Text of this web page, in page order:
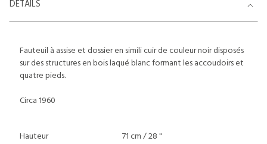
DETAILS
Fauteuil à assise et dossier en simili cuir de couleur noir disposés
sur des structures en bois laqué blanc formant les accoudoirs et
quatre pieds.
Circa 1960
Hauteur
71 cm / 28 "